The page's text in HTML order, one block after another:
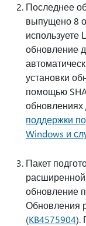
Последнее
выпущено 8
используете
обновление
установки
помощью
обновлениях
поддержки
Windows и
Пакет
расширенной
обновление
Обновления
(KB4575904).